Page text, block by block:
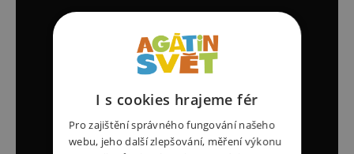
I s cookies hrajeme fér
Pro zajištění správného fungování našeho
webu, jeho další zlepšování, měření výkonu